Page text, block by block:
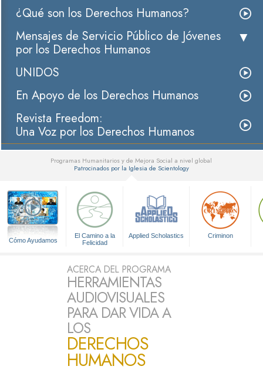
¿Qué son los Derechos Humanos?
Mensajes de Servicio Público de Jóvenes
por los Derechos Humanos
UNIDOS
En Apoyo de los Derechos Humanos
Revista Freedom:
Una Voz por los Derechos Humanos
Programas Humanitarios y de Mejora Social a nivel global
Patrocinados por la Iglesia de Scientology
Cómo Ayudamos
El Camino a la
Felicidad
Applied Scholastics Criminon
ACERCA DEL PROGRAMA
HERRAMIENTAS
AUDIOVISUALES
PARA DAR VIDA A
LOS
DERECHOS
HUMANOS